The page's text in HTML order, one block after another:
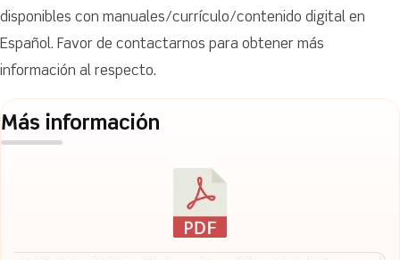
disponibles con manuales/currículo/contenido digital en
Español. Favor de contactarnos para obtener más
información al respecto.
Más información